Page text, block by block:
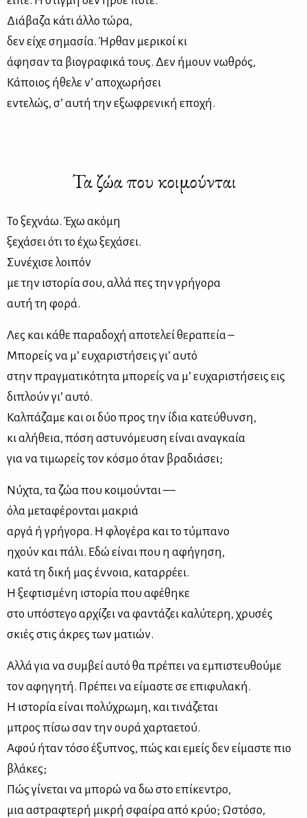
Διάβαζα κάτι άλλο τώρα,
δεν είχε σημασία. Ήρθαν μερικοί κι
άφησαν τα βιογραφικά τους. Δεν ήμουν νωθρός,
Κάποιος ήθελε ν’ αποχωρήσει
εντελώς, σ’ αυτή την εξωφρενική εποχή.
Τα ζώα που κοιμούνται
Το ξεχνάω. Έχω ακόμη
ξεχάσει ότι το έχω ξεχάσει.
Συνέχισε λοιπόν
με την ιστορία σου, αλλά πες την γρήγορα
αυτή τη φορά.
Λες και κάθε παραδοχή αποτελεί θεραπεία –
Μπορείς να μ’ ευχαριστήσεις γι’ αυτό
στην πραγματικότητα μπορείς να μ’ ευχαριστήσεις εις
διπλούν γι’ αυτό.
Καλπάζαμε και οι δύο προς την ίδια κατεύθυνση,
κι αλήθεια, πόση αστυνόμευση είναι αναγκαία
για να τιμωρείς τον κόσμο όταν βραδιάσει;
Νύχτα, τα ζώα που κοιμούνται —
όλα μεταφέρονται μακριά
αργά ή γρήγορα. Η φλογέρα και το τύμπανο
ηχούν και πάλι. Εδώ είναι που η αφήγηση,
κατά τη δική μας έννοια, καταρρέει.
Η ξεφτισμένη ιστορία που αφέθηκε
στο υπόστεγο αρχίζει να φαντάζει καλύτερη, χρυσές
σκιές στις άκρες των ματιών.
Αλλά για να συμβεί αυτό θα πρέπει να εμπιστευθούμε
τον αφηγητή. Πρέπει να είμαστε σε επιφυλακή.
Η ιστορία είναι πολύχρωμη, και τινάζεται
μπρος πίσω σαν την ουρά χαρταετού.
Αφού ήταν τόσο έξυπνος, πώς και εμείς δεν είμαστε πιο
βλάκες;
Πώς γίνεται να μπορώ να δω στο επίκεντρο,
μια αστραφτερή μικρή σφαίρα από κρύο; Ωστόσο,